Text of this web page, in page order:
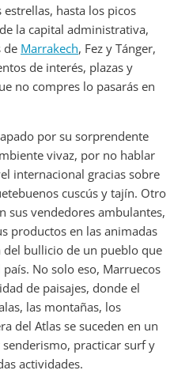
hasta los picos
la capital administrativa,
de Marrakech, Fez y Tánger,
de interés, plazas y
no compres lo pasarás en
por su sorprendente
vivaz, por no hablar
internacional gracias sobre
cuscús y tajín. Otro
sus vendedores ambulantes,
productos en las animadas
del bullicio de un pueblo que
No solo eso, Marruecos
de paisajes, donde el
las montañas, los
del Atlas se suceden en un
practicar surf y
actividades.